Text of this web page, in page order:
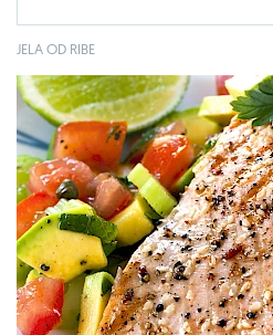
JELA OD RIBE